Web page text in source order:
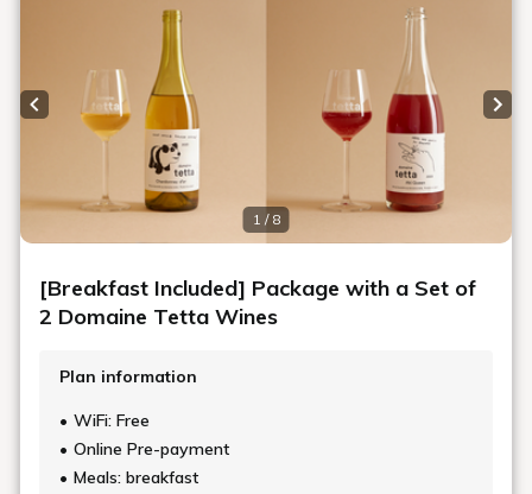
食（レストラン）
施設
白井屋ホテルの魅力